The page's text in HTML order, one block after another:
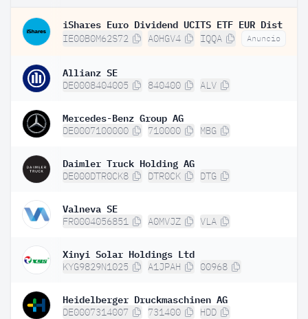
iShares Euro Dividend UCITS ETF EUR Dist
IE00B0M62S72 A0HGV4 IQQA Anuncio
Allianz SE
DE0008404005 840400 ALV
Mercedes-Benz Group AG
DE0007100000 710000 MBG
Daimler Truck Holding AG
DE000DTR0CK8 DTR0CK DTG
Valneva SE
FR0004056851 A0MVJZ VLA
Xinyi Solar Holdings Ltd
KYG9829N1025 A1JPAH 00968
Heidelberger Druckmaschinen AG
DE0007314007 731400 HDD